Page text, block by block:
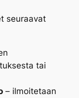
seuraavat
tai
– ilmoitetaan